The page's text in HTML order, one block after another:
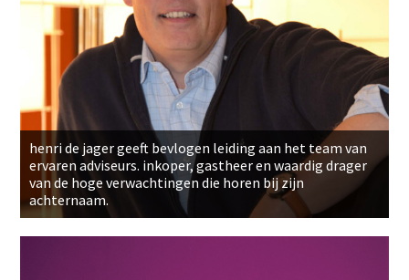
henri de jager geeft bevlogen leiding aan het team van
ervaren adviseurs. inkoper, gastheer en waardig drager
van de hoge verwachtingen die horen bij zijn
achternaam.